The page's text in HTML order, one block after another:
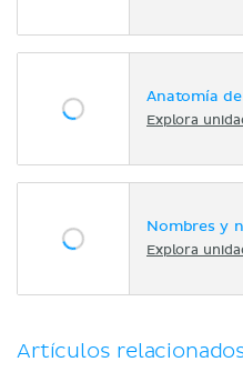
Anatomía
Explora
Nombres y
Explora
Artículos